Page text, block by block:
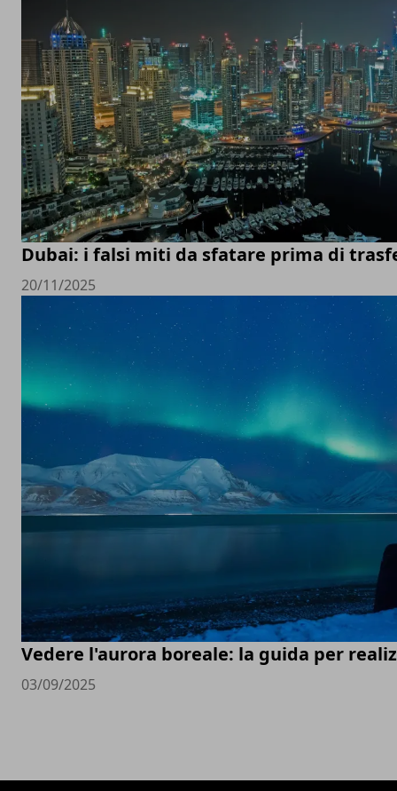
Dubai: i falsi miti da sfatare prima di
20/11/2025
Vedere l'aurora boreale: la guida per
03/09/2025